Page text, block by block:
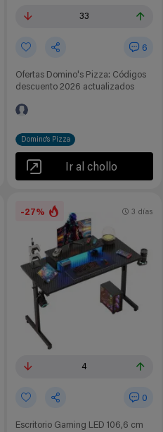
33
6
Ofertas Domino's Pizza: Códigos
descuento 2026 actualizados
Domino's Pizza
Ir al chollo
-27%
4
0
Escritorio Gaming LED 106,6 cm
3 días